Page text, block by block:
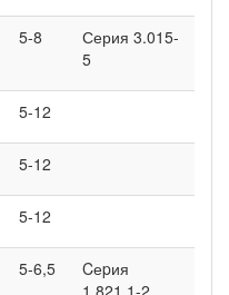
5-8
Серия 3.015-
5
5-12
5-12
5-12
5-6,5
Cеpия
1.821.1-2